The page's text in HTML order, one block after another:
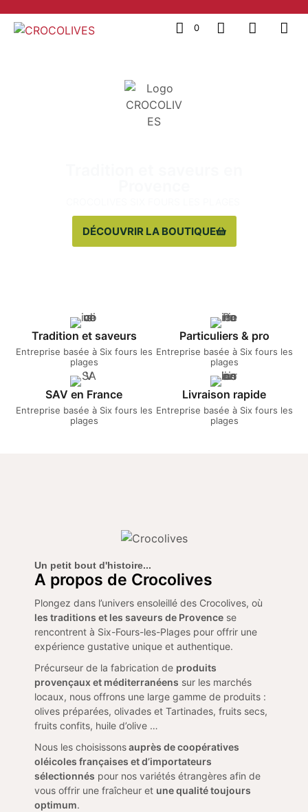
0
DÉCOUVRIR LA BOUTIQUE
Tradition et saveurs
Entreprise basée à Six fours les
plages
Particuliers & pro
Entreprise basée à Six fours les
plages
SAV en France
Entreprise basée à Six fours les
plages
Livraison rapide
Entreprise basée à Six fours les
plages
Un petit bout d'histoire...
A propos de Crocolives
Plongez dans l’univers ensoleillé des Crocolives, où
les traditions et les saveurs de Provence se
rencontrent à Six-Fours-les-Plages pour offrir une
expérience gustative unique et authentique.
Précurseur de la fabrication de produits
provençaux et méditerranéens sur les marchés
locaux, nous offrons une large gamme de produits :
olives préparées, olivades et Tartinades, fruits secs,
fruits confits, huile d’olive …
Nous les choisissonsauprès de coopératives
oléicoles françaises et d’importateurs
sélectionnés pour nos variétés étrangères afin de
vous offrir une fraîcheur et une qualité toujours
optimum.